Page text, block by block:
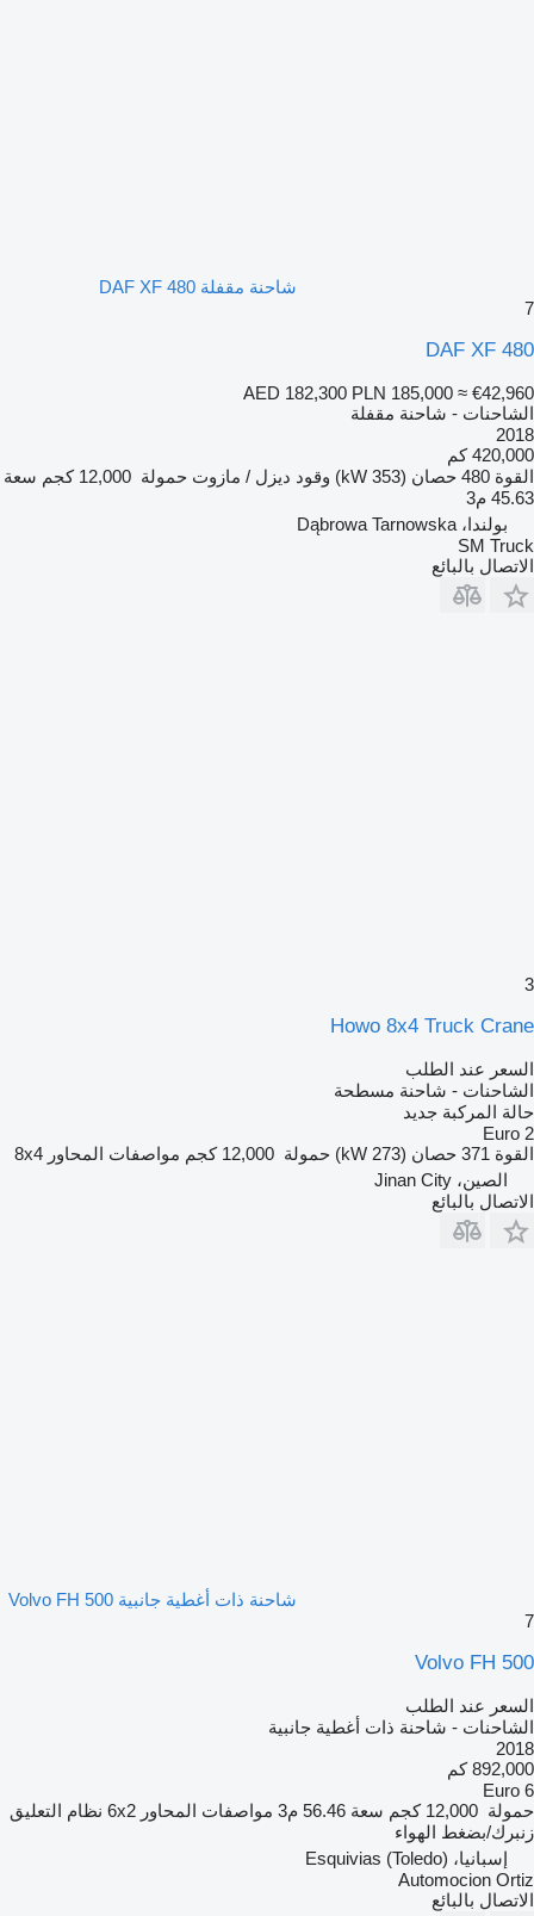
شاحنة مقفلة DAF XF 480
7
DAF XF 480
AED 182,300 PLN 185,000 ≈ €42,960
الشاحنات - شاحنة مقفلة
2018
420,000 كم
القوة 480 حصان (353 kW) وقود ديزل / مازوت حمولة 12,000 كجم
سعة
45.63 م3
بولندا، Dąbrowa Tarnowska
SM Truck
الاتصال بالبائع
3
Howo 8x4 Truck Crane
السعر عند الطلب
الشاحنات - شاحنة مسطحة
حالة المركبة جديد
Euro 2
القوة 371 حصان (273 kW) حمولة 12,000 كجم مواصفات المحاور 8x4
الصين، Jinan City
الاتصال بالبائع
شاحنة ذات أغطية جانبية Volvo FH 500
7
Volvo FH 500
السعر عند الطلب
الشاحنات - شاحنة ذات أغطية جانبية
2018
892,000 كم
Euro 6
حمولة 12,000 كجم سعة 56.46 م3 مواصفات المحاور 6x2 نظام التعليق
زنبرك/بضغط الهواء
إسبانيا، Esquivias (Toledo)
Automocion Ortiz
الاتصال بالبائع